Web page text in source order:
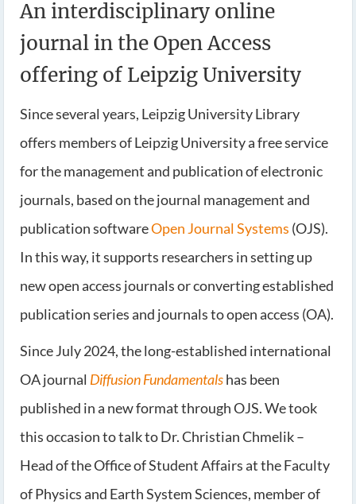
An interdisciplinary online
journal in the Open Access
offering of Leipzig University
Since several years, Leipzig University Library
offers members of Leipzig University a free service
for the management and publication of electronic
journals, based on the journal management and
publication softwareOpen Journal Systems (OJS).
In this way, it supports researchers in setting up
new open access journals or converting established
publication series and journals to open access (OA).
Since July 2024, the long-established international
OA journal Diffusion Fundamentalshas been
published in a new format through OJS. We took
this occasion to talk to Dr. Christian Chmelik –
Head of the Office of Student Affairs at the Faculty
of Physics and Earth System Sciences, member of